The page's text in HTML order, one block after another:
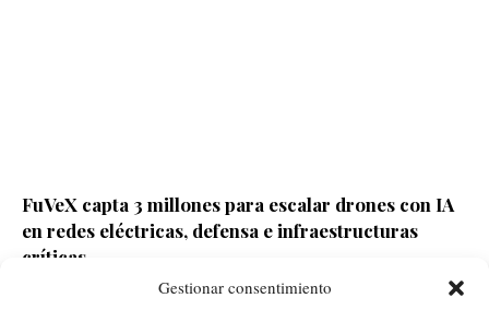
Gestionar consentimiento
FuVeX capta 3 millones para escalar drones con IA
en redes eléctricas, defensa e infraestructuras
críticas
Hace 1 día